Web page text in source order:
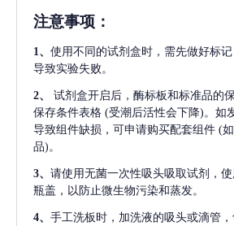
注意事项 ：
1、 使用不同的试剂盒时，需先做好标记
导致实验失败。
2、
试剂盒开启后，酶标板和标准品的
保存条件表格 (受潮后活性会下降)。如
导致组件缺损，可申请购买配套组件 (
品)。
3、 请使用无菌一次性吸头吸取试剂，
瓶盖，以防止微生物污染和蒸发。
4、 手工洗板时，加洗液的吸头或滴管